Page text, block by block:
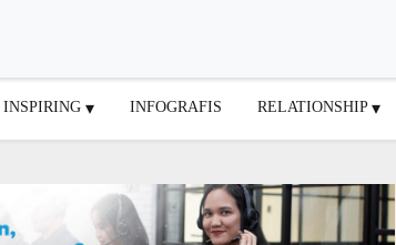
INSPIRING INFOGRAFIS RELATIONSHIP